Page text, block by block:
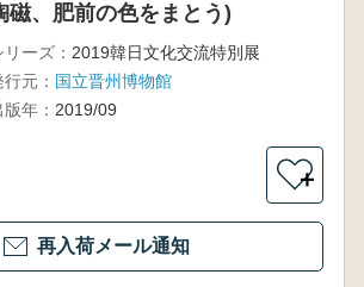
磁、肥前の色をまとう)
リーズ： 2019韓日文化交流特別展
元： 国立晋州博物館
版年： 2019/09
＋
再入荷メール通知